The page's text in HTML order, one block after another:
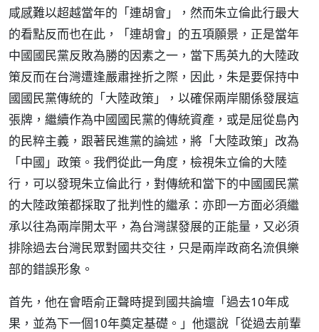
咸感難以超越當年的「連胡會」，然而朱立倫此行最大
的看點反而也在此，「連胡會」的五項願景，正是當年
中國國民黨反敗為勝的因素之一，當下馬英九的大陸政
策反而在台灣遭逢嚴肅挫折之際，因此，朱是要保持中
國國民黨傳統的「大陸政策」，以確保兩岸關係發展這
張牌，繼續作為中國國民黨的傳統資產，或是屈從島內
的民粹主義，跟著民進黨的論述，將「大陸政策」改為
「中國」政策。我們從此一角度，檢視朱立倫的大陸
行，可以發現朱立倫此行，對傳統和當下的中國國民黨
的大陸政策都採取了批判性的繼承：亦即一方面必須繼
承以往為兩岸開太平，為台灣謀發展的正能量，又必須
排除過去台灣民眾對國共交往，只是兩岸政商名流俱樂
部的錯誤形象。
首先，他在會晤俞正聲時提到國共論壇「過去10年成
果，並為下一個10年奠定基礎。」他還說「從過去前輩